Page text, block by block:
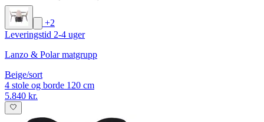
+2
Leveringstid 2-4 uger
Lanzo & Polar matgrupp
Beige/sort
4 stole og borde 120 cm
5.840 kr.